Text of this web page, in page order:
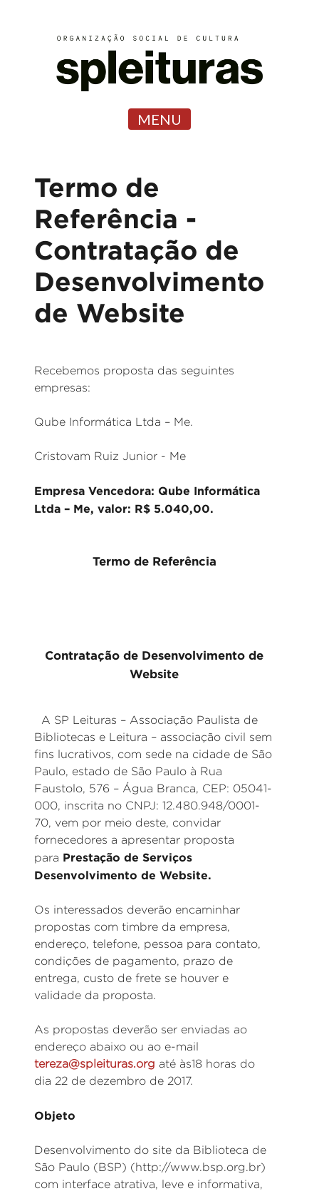
MENU
Termo de
Referência -
Contratação de
Desenvolvimento
de Website
Recebemos proposta das seguintes
empresas:
Qube Informática Ltda – Me.
Cristovam Ruiz Junior - Me
Empresa Vencedora: Qube Informática
Ltda – Me, valor: R$ 5.040,00.
Termo de Referência
Contratação de Desenvolvimento de
Website
A SP Leituras – Associação Paulista de
Bibliotecas e Leitura – associação civil sem
fins lucrativos, com sede na cidade de São
Paulo, estado de São Paulo à Rua
Faustolo, 576 – Água Branca, CEP: 05041-
000, inscrita no CNPJ: 12.480.948/0001-
70, vem por meio deste, convidar
fornecedores a apresentar proposta
para Prestação de Serviços
Desenvolvimento de Website.
Os interessados deverão encaminhar
propostas com timbre da empresa,
endereço, telefone, pessoa para contato,
condições de pagamento, prazo de
entrega, custo de frete se houver e
validade da proposta.
As propostas deverão ser enviadas ao
endereço abaixo ou ao e-mail
tereza@spleituras.org até às18 horas do
dia 22 de dezembro de 2017.
Objeto
Desenvolvimento do site da Biblioteca de
São Paulo (BSP) (http://www.bsp.org.br)
com interface atrativa, leve e informativa,